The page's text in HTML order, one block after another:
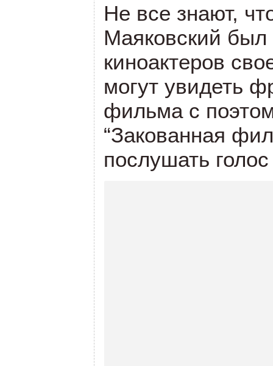
Не все знают,
Маяковский
киноактеров
могут увидеть
фильма с
“Закованная
послушать